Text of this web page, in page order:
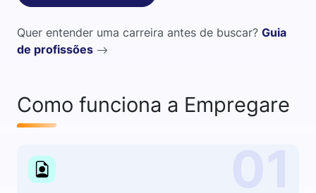
Quer entender uma carreira antes de buscar? Guia
de profissões
Como funciona a Empregare